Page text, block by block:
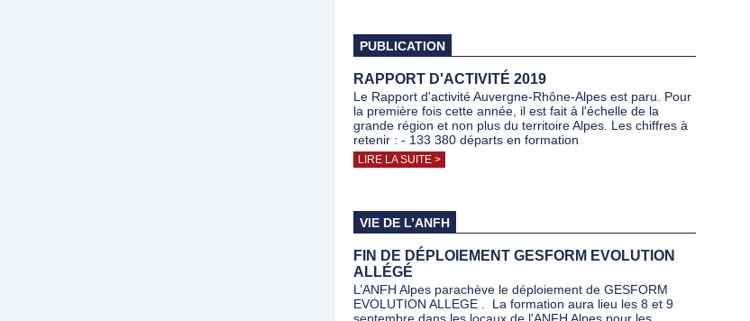
PUBLICATION
RAPPORT D'ACTIVITÉ 2019
Le Rapport d'activité Auvergne-Rhône-Alpes est paru. Pour
la première fois cette année, il est fait à l'échelle de la
grande région et non plus du territoire Alpes. Les chiffres à
retenir : - 133 380 départs en formation
LIRE LA SUITE >
VIE DE L’ANFH
FIN DE DÉPLOIEMENT GESFORM EVOLUTION
ALLÉGÉ
L’ANFH Alpes parachève le déploiement de GESFORM
EVOLUTION ALLEGE . La formation aura lieu les 8 et 9